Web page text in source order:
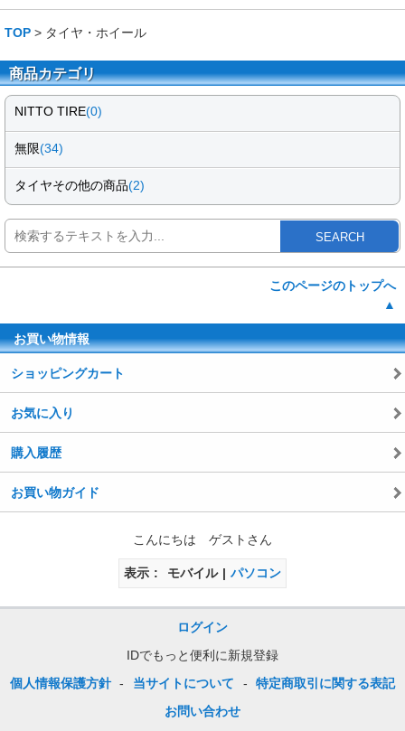
TOP > タイヤ・ホイール
商品カテゴリ
NITTO TIRE(0)
無限(34)
タイヤその他の商品(2)
SEARCH
このページのトップへ
▲
お買い物情報
ショッピングカート
お気に入り
購入履歴
お買い物ガイド
こんにちは ゲストさん
表示 モバイル パソコン
ログイン
IDでもっと便利に新規登録
個人情報保護方針 - 当サイトについて -
特定商取引に関する表記
お問い合わせ